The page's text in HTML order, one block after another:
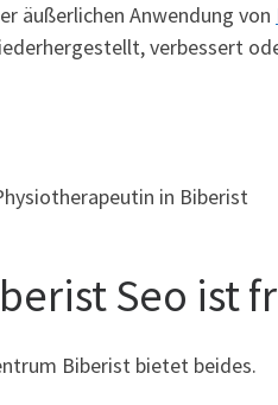
äußerlichen Anwendung von
verbessert
in Biberist
Seo ist
Biberist bietet beides.